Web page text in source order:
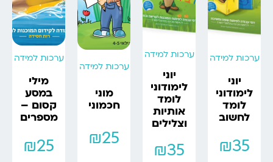
ערכות למידה
יוני
לימודוני
לומד
לחשוב
₪35
ערכות למידה
יוני
לימודוני
לומד
אותיות
וצלילים
₪35
ערכות למידה
מוני
חכמוני
₪25
ערכות למידה
מילי
במסע
קסום –
מספרים
₪25